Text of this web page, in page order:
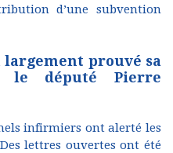
d’une subvention
largement prouvé sa
le député Pierre
infirmiers ont alerté les
lettres ouvertes ont été